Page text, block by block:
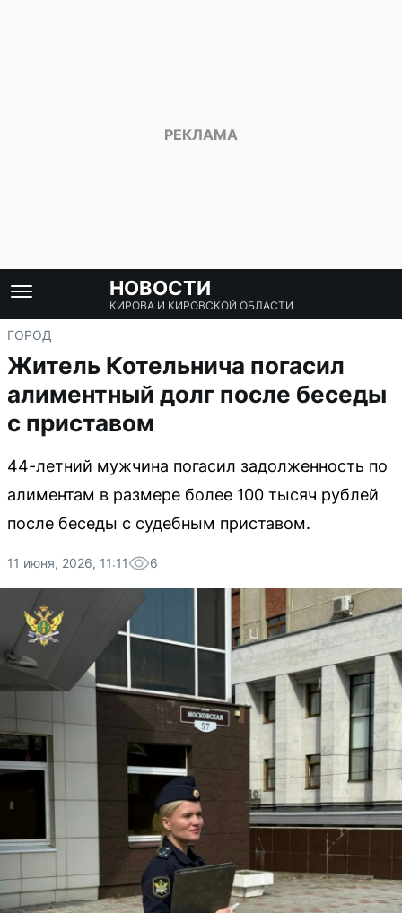
НОВОСТИ
КИРОВА И КИРОВСКОЙ ОБЛАСТИ
ГОРОД
Житель Котельнича погасил
алиментный долг после беседы
с приставом
44-летний мужчина погасил задолженность по
алиментам в размере более 100 тысяч рублей
после беседы с судебным приставом.
11 июня, 2026, 11:11 6